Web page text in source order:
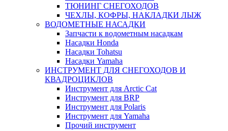
ТЮНИНГ СНЕГОХОДОВ
ЧЕХЛЫ, КОФРЫ, НАКЛАДКИ ЛЫЖ
ВОДОМЕТНЫЕ НАСАДКИ
Запчасти к водометным насадкам
Насадки Honda
Насадки Tohatsu
Насадки Yamaha
ИНСТРУМЕНТ ДЛЯ СНЕГОХОДОВ И
КВАДРОЦИКЛОВ
Инструмент для Arctic Cat
Инструмент для BRP
Инструмент для Polaris
Инструмент для Yamaha
Прочий инструмент